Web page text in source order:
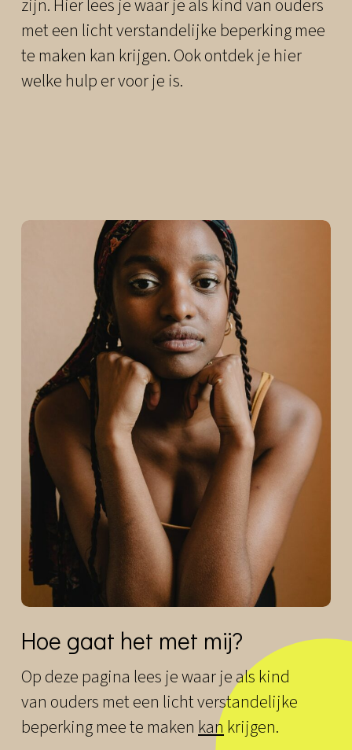
zijn. Hier lees je waar je als kind van ouders
met een licht verstandelijke beperking mee
te maken kan krijgen. Ook ontdek je hier
welke hulp er voor je is.
Hoe gaat het met mij?
Op deze pagina lees je waar je als kind
van ouders met een licht verstandelijke
beperking mee te maken kan krijgen.
Daily